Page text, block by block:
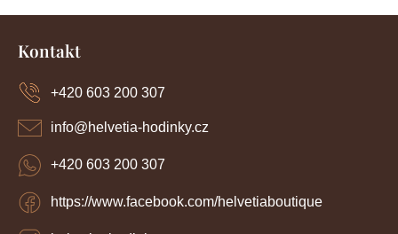
Kontakt
info@helvetia-hodinky.cz
+420 603 200 307
https://www.facebook.com/helvetiaboutique
+420 603 200 307